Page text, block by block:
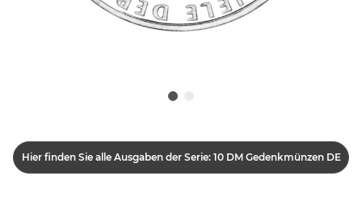
Hier finden Sie alle Ausgaben der Serie: 10 DM Gedenkmünzen DE